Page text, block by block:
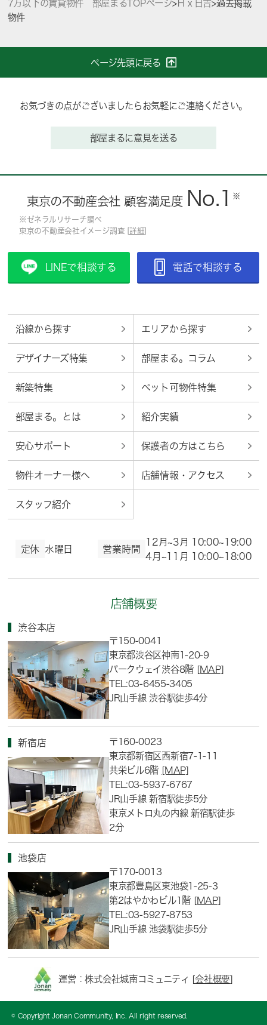
7万以下の賃貸物件 部屋まるTOPページ>Ｈｘ日吉>過去掲載
物件
ページ先頭に戻る
お気づきの点がございましたらお気軽にご連絡ください。
部屋まるに意見を送る
東京の不動産会社 顧客満足度 No.1 ※
※ゼネラルリサーチ調べ
東京の不動産会社イメージ調査 [ 詳細
LINEで相談する 電話で相談する
沿線から探す エリアから探す
デザイナーズ特集 部屋まる。コラム
新築特集 ペット可物件特集
部屋まる。とは 紹介実績
安心サポート 保護者の方はこちら
物件オーナー様へ 店舗情報・アクセス
スタッフ紹介
定休 水曜日 営業時間
12月~3月 10:00~19:00
4月~11月 10:00~18:00
店舗概要
渋谷本店
〒150-0041
東京都渋谷区神南1-20-9
パークウェイ渋谷8階 [MAP]
TEL:03-6455-3405
JR山手線 渋谷駅徒歩4分
新宿店
〒160-0023
東京都新宿区西新宿7-1-11
共栄ビル6階 [MAP]
TEL:03-5937-6767
JR山手線 新宿駅徒歩5分
東京メトロ丸の内線 新宿駅徒歩
2分
池袋店
〒170-0013
東京都豊島区東池袋1-25-3
第2はやかわビル1階 [MAP]
TEL:03-5927-8753
JR山手線 池袋駅徒歩5分
運営：株式会社城南コミュニティ [会社概要]
© Copyright Jonan Community, Inc. All right reserved.